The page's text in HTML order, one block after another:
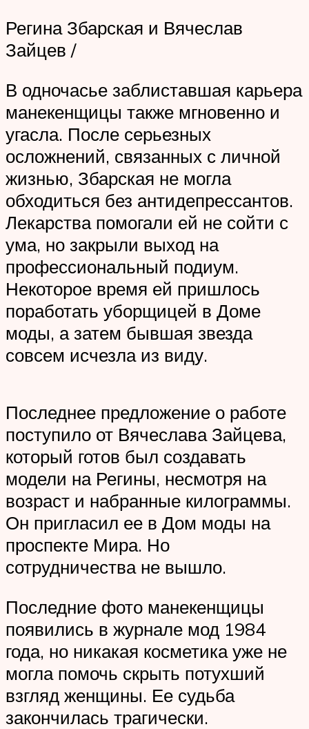
Регина Збарская и Вячеслав
Зайцев /
В одночасье заблиставшая карьера
манекенщицы также мгновенно и
угасла. После серьезных
осложнений, связанных с личной
жизнью, Збарская не могла
обходиться без антидепрессантов.
Лекарства помогали ей не сойти с
ума, но закрыли выход на
профессиональный подиум.
Некоторое время ей пришлось
поработать уборщицей в Доме
моды, а затем бывшая звезда
совсем исчезла из виду.
Последнее предложение о работе
поступило от Вячеслава Зайцева,
который готов был создавать
модели на Регины, несмотря на
возраст и набранные килограммы.
Он пригласил ее в Дом моды на
проспекте Мира. Но
сотрудничества не вышло.
Последние фото манекенщицы
появились в журнале мод 1984
года, но никакая косметика уже не
могла помочь скрыть потухший
взгляд женщины. Ее судьба
закончилась трагически.